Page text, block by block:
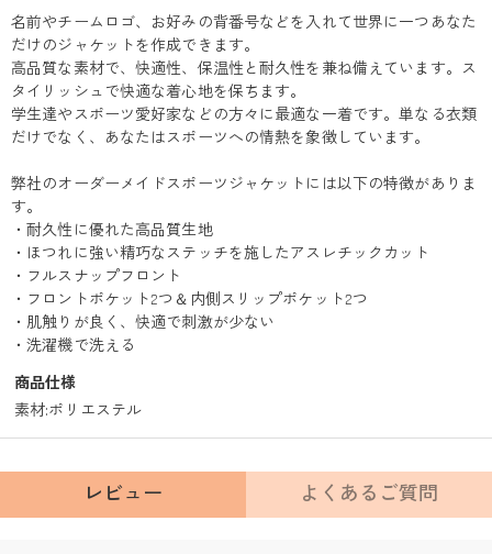
名前やチームロゴ、お好みの背番号などを入れて世界に一つあなた
だけのジャケットを作成できます。
高品質な素材で、快適性、保温性と耐久性を兼ね備えています。ス
タイリッシュで快適な着心地を保ちます。
学生達やスポーツ愛好家などの方々に最適な一着です。単なる衣類
だけでなく、あなたはスポーツへの情熱を象徴しています。
弊社のオーダーメイドスポーツジャケットには以下の特徴がありま
す。
・耐久性に優れた高品質生地
・ほつれに強い精巧なステッチを施したアスレチックカット
・フルスナップフロント
・フロントポケット2つ＆内側スリップポケット2つ
・肌触りが良く、快適で刺激が少ない
・洗濯機で洗える
商品仕様
素材:ポリエステル
レビュー よくあるご質問